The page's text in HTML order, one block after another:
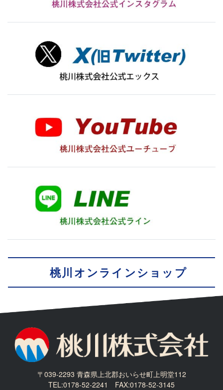
桃川オンラインショップ
〒039-2293 青森県上北郡おいらせ町上明堂112
TEL:0178-52-2241 FAX:0178-52-3145